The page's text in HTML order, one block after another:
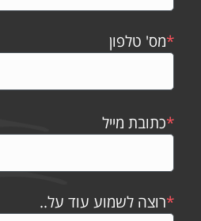
*מס' טלפון
*כתובת מייל
*רוצה לשמוע עוד על..